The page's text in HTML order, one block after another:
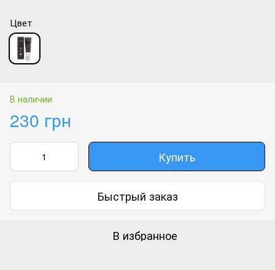
Цвет
В наличии
230 грн
Купить
Быстрый заказ
В избранное